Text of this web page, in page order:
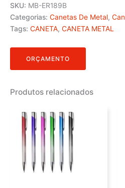
SKU: MB-ER189B
Categorias: Canetas De Metal,
Tags: CANETA, CANETA METAL
ORÇAMENTO
Produtos relacionados